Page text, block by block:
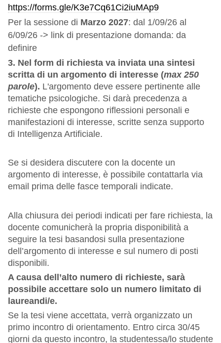
https://forms.gle/K3e7Cq61Ci2iuMAp9
Per la sessione di Marzo 2027: dal 1/09/26 al
6/09/26 -> link di presentazione domanda: da
definire
3. Nel form di richiesta va inviata una sintesi
scritta di un argomento di interesse (max 250
parole). L'argomento deve essere pertinente alle
tematiche psicologiche. Si darà precedenza a
richieste che espongono riflessioni personali e
manifestazioni di interesse, scritte senza supporto
di Intelligenza Artificiale.
Se si desidera discutere con la docente un
argomento di interesse, è possibile contattarla via
email prima delle fasce temporali indicate.
Alla chiusura dei periodi indicati per fare richiesta, la
docente comunicherà la propria disponibilità a
seguire la tesi basandosi sulla presentazione
dell’argomento di interesse e sul numero di posti
disponibili.
A causa dell’alto numero di richieste, sarà
possibile accettare solo un numero limitato di
laureandi/e.
Se la tesi viene accettata, verrà organizzato un
primo incontro di orientamento. Entro circa 30/45
giorni da questo incontro, la studentessa/lo studente